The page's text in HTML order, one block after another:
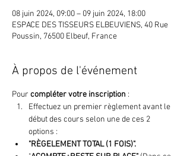
08 juin 2024, 09:00 – 09 juin 2024, 18:00
ESPACE DES TISSEURS ELBEUVIENS, 40 Rue
Poussin, 76500 Elbeuf, France
À propos de l'événement
Pour compléter votre inscription :
Effectuez un premier règlement avant le
début des cours selon une de ces 2
options :
"RÈGELEMENT TOTAL (1 FOIS)".